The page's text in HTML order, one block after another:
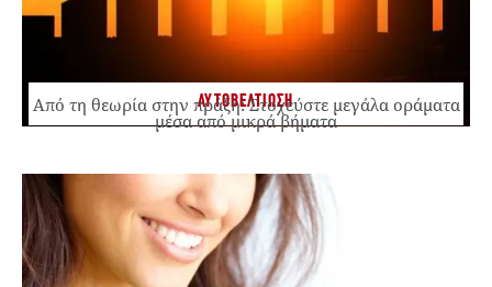
ΑΥΤΟΒΕΛΤΙΩΣΗ
Από τη θεωρία στην πράξη: Στοχεύστε μεγάλα οράματα
μέσα από μικρά βήματα